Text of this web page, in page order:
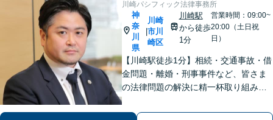
川崎パシフィック法律事務所
神
奈
川
県
|
川崎
市川
崎区
川崎駅
から徒歩
1分
営業時間：09:00~
20:00（土日祝
日）
【川崎駅徒歩1分】相続・交通事故・借
金問題・離婚・刑事事件など、皆さま
の法律問題の解決に精一杯取り組みま
ークの軽さに自信あり。費用の負担を